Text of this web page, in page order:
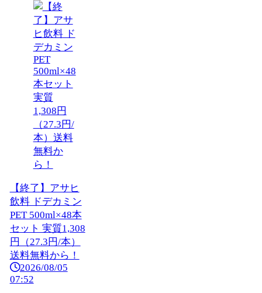
【終了】アサヒ
飲料 ドデカミン
PET 500ml×48本
セット 実質1,308
円（27.3円/本）
送料無料から！
2026/08/05
07:52